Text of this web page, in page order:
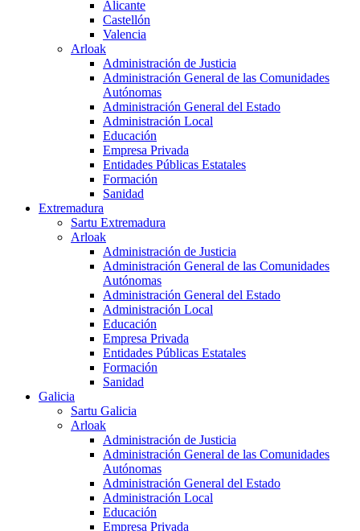
Alicante
Castellón
Valencia
Arloak
Administración de Justicia
Administración General de las Comunidades
Autónomas
Administración General del Estado
Administración Local
Educación
Empresa Privada
Entidades Públicas Estatales
Formación
Sanidad
Extremadura
Sartu Extremadura
Arloak
Administración de Justicia
Administración General de las Comunidades
Autónomas
Administración General del Estado
Administración Local
Educación
Empresa Privada
Entidades Públicas Estatales
Formación
Sanidad
Galicia
Sartu Galicia
Arloak
Administración de Justicia
Administración General de las Comunidades
Autónomas
Administración General del Estado
Administración Local
Educación
Empresa Privada